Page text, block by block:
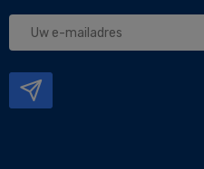
Uw